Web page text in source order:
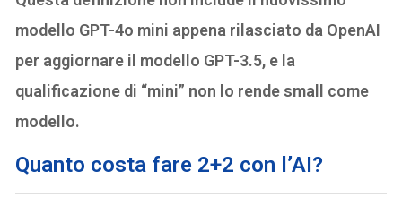
modello GPT-4o mini appena rilasciato da OpenAI
per aggiornare il modello GPT-3.5, e la
qualificazione di “mini” non lo rende small come
modello.
Quanto costa fare 2+2 con l’AI?